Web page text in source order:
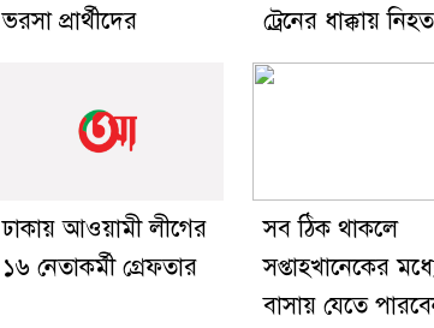
ভরসা প্রার্থীদের
ট্রেনের ধাক্কায়
ঢাকায় আওয়ামী লীগের
১৬ নেতাকর্মী গ্রেফতার
সব ঠিক থাকলে
সপ্তাহখানেকের
বাসায় যেতে